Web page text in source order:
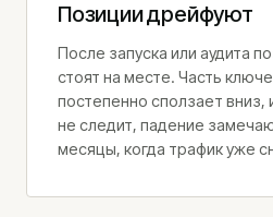
info@jkonsult.lv
Lāčplēša iela 62, Рига
Позиции дрейфуют
После запуска или аудита
стоят на месте. Часть
постепенно сползает вниз,
не следит, падение
месяцы, когда трафик уже